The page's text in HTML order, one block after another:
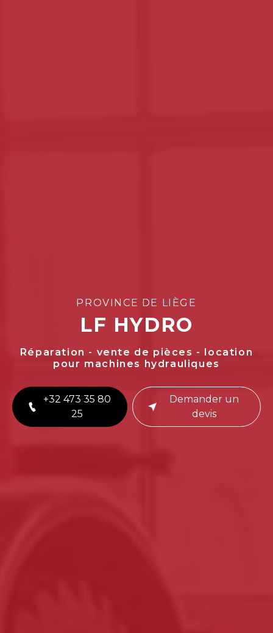
PROVINCE DE LIÈGE
LF HYDRO
Réparation - vente de pièces - location
pour machines hydrauliques
+32 473 35 80
25
Demander un
devis